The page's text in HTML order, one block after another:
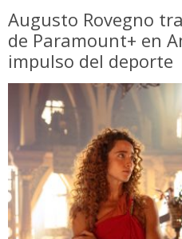
Augusto Rovegno
de Paramount+ en
impulso del deporte